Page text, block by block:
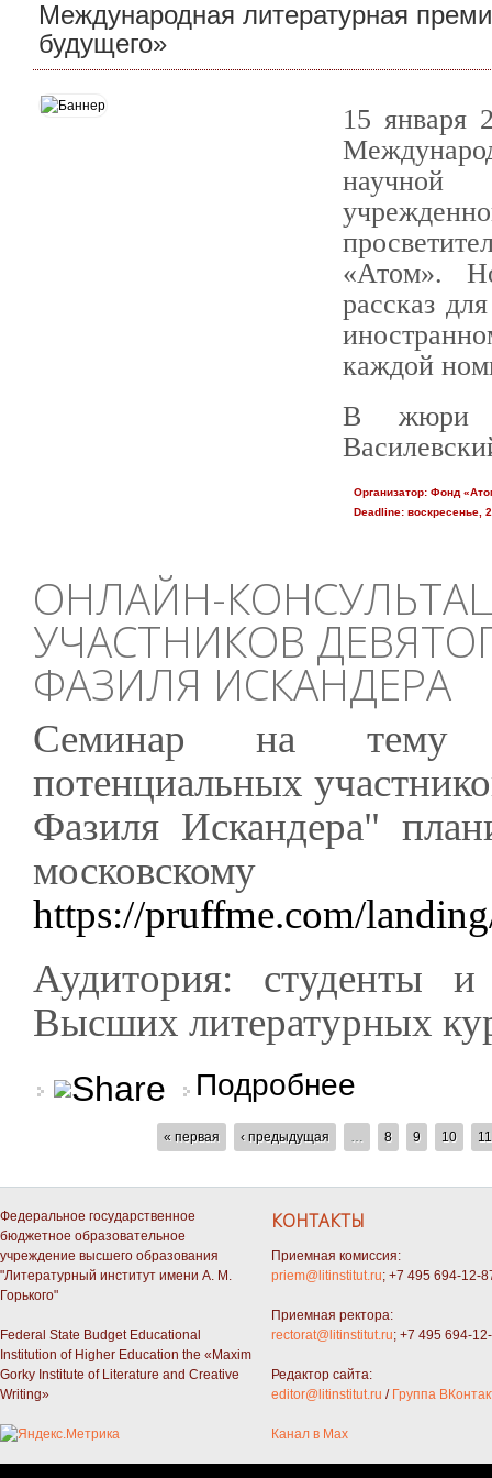
Международная литературная
будущего»
15 января
научной
«Атом».
рассказ
каждой
В жюри
Организатор:Фонд
Deadline:воскресенье,
ОНЛАЙН-
УЧАСТНИКОВ
ФАЗИЛЯ ИСКАНДЕРА
Семинар на тему
потенциальных
Фазиля Искандера"
https://pruffme.com/
Аудитория: студенты
Высших литературных
Подробнее
СТРАНИЦЫ« первая ‹ предыдущая 8 9 10 11
Федеральное государственное
бюджетное образовательное
учреждение высшего образования
"Литературный институт имени А. М.
Горького"
Federal State Budget Educational
Institution of Higher Education the «Maxim
Gorky Institute of Literature and Creative
Writing»
КОНТАКТЫ
Приемная комиссия:
priem@litinstitut.ru; +7 495 694-12-
Приемная ректора:
rectorat@litinstitut.ru; +7 495 694-
Редактор сайта:
editor@litinstitut.ru / Группа
Канал в Max